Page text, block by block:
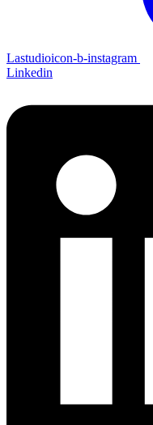
Lastudioicon-b-instagram
Linkedin